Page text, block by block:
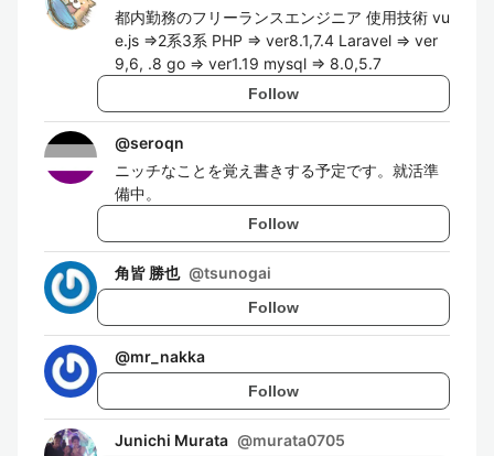
都内勤務のフリーランスエンジニア 使用技術 vu
e.js =>2系3系 PHP => ver8.1,7.4 Laravel => ver
9,6, .8 go => ver1.19 mysql => 8.0,5.7
Follow
@seroqn
ニッチなことを覚え書きする予定です。就活準
備中。
Follow
角皆 勝也 @tsunogai
Follow
@mr_nakka
Follow
Junichi Murata @murata0705